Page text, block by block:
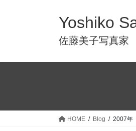
Yoshiko
佐藤美子写真家
HOME Blog 2007年